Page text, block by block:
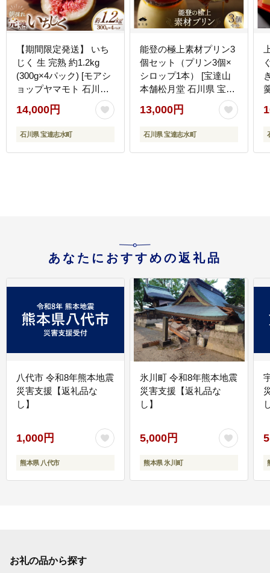
【期間限定発送】 いち
じく 生 完熟 約1.2kg
(300g×4パック) [モアシ
ョップヤマモト 石川県
宝達志水町 38600615]
果物 くだもの フルーツ
イチジク 無花果 期間限
14,000円
石川県 宝達志水町
能登の極上素材プリン3
個セット（プリン3個×
シロップ1本） [宝達山
本舗松月堂 石川県 宝達
志水町 38600452]
13,000円
石川県 宝達志水町
あなたにおすすめの返礼品
八代市 令和8年熊本地震
災害支援【返礼品な
し】
1,000円
熊本県 八代市
氷川町 令和8年熊本地震
災害支援【返礼品な
し】
5,000円
熊本県 氷川町
お礼の品から探す